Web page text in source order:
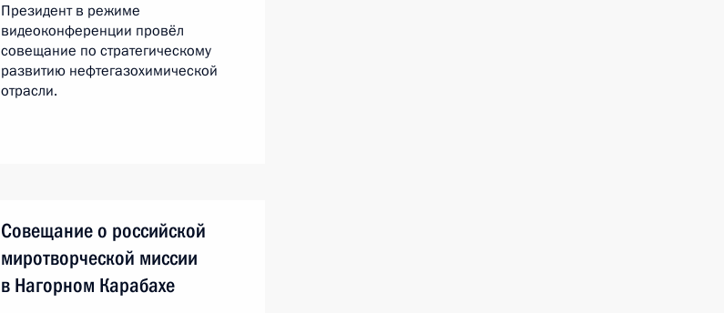
Президент в режиме
видеоконференции провёл
совещание по стратегическому
развитию нефтегазохимической
отрасли.
Совещание о российской
миротворческой миссии
в Нагорном Карабахе